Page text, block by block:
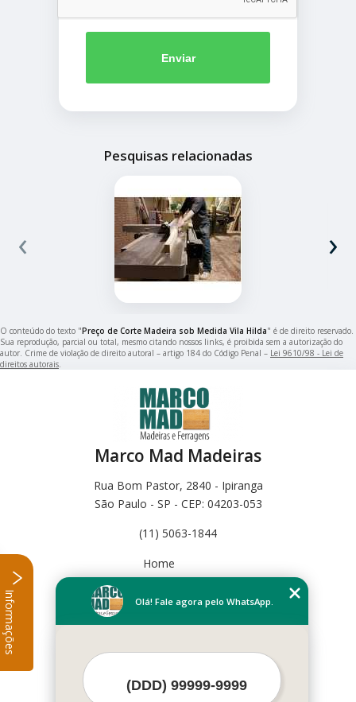
Enviar
Pesquisas relacionadas
‹ ›
O conteúdo do texto "Preço de Corte Madeira sob Medida Vila Hilda" é de direito reservado.
Sua reprodução, parcial ou total, mesmo citando nossos links, é proibida sem a autorização do
autor. Crime de violação de direito autoral – artigo 184 do Código Penal – Lei 9610/98 - Lei de
direitos autorais.
Marco Mad Madeiras
Rua Bom Pastor, 2840 - Ipiranga
São Paulo - SP - CEP: 04203-053
(11) 5063-1844
Home
Empresa
Missão
Mapa do site
Olá! Fale agora pelo WhatsApp.
Informações